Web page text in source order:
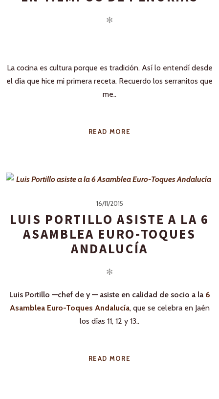
✻
La cocina es cultura porque es tradición. Así lo entendí desde
el día que hice mi primera receta. Recuerdo los serranitos que
me..
READ MORE
16/11/2015
LUIS PORTILLO ASISTE A LA 6
ASAMBLEA EURO-TOQUES
ANDALUCÍA
✻
Luis Portillo —chef de y — asiste en calidad de socio a la 6
Asamblea Euro-Toques Andalucía, que se celebra en Jaén
los días 11, 12 y 13..
READ MORE